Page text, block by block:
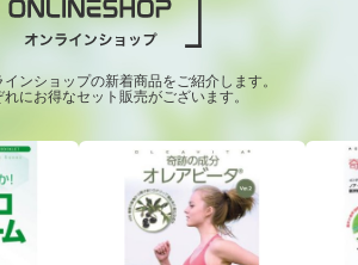
ンショップの新着商品をご紹介します。
にお得なセット販売がございます。